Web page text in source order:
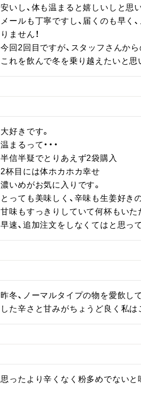
安いし、体も温まると嬉しいしと思
メールも丁寧ですし、届くのも早く
りません！
今回2回目ですが、スタッフさんか
これを飲んで冬を乗り越えたいと思
大好きです。
温まるって・・・
半信半疑でとりあえず2袋購入
2杯目には体ホカホカ幸せ
濃いめがお気に入りです。
とっても美味しく、辛味も生姜好き
甘味もすっきりしていて何杯もいた
早速、追加注文をしなくてはと思っ
昨冬、ノーマルタイプの物を愛飲し
した辛さと甘みがちょうど良く私は
思ったより辛くなく粉多めでない